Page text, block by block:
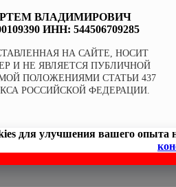
ВЛАДИМИРОВИЧ
ИНН: 544506709285
НА САЙТЕ, НОСИТ
И НЕ ЯВЛЯЕТСЯ ПУБЛИЧНОЙ
ПОЛОЖЕНИЯМИ СТАТЬИ 437
РОССИЙСКОЙ ФЕДЕРАЦИИ.
для улучшения вашего опыта